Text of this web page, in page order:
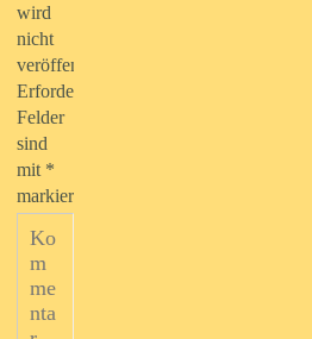
wird
nicht
veröffentlicht.
Erforderliche
Felder
sind
mit *
markiert